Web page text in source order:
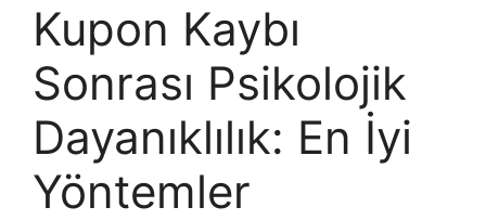
Kupon Kaybı
Sonrası Psikolojik
Dayanıklılık: En İyi
Yöntemler